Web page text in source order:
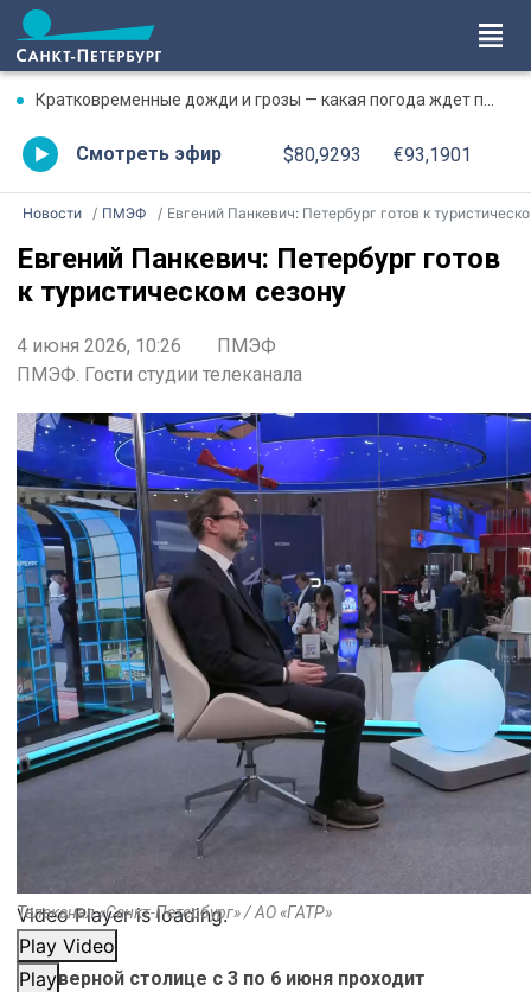
Кратковременные дожди и грозы — какая погода ждет петербуржцев 6 августа
Смотреть эфир $80,9293 €93,1901
Новости ПМЭФ Евгений Панкевич: Петербург готов к туристическом сезону
Евгений Панкевич: Петербург готов
к туристическом сезону
4 июня 2026, 10:26
ПМЭФ
ПМЭФ. Гости студии телеканала
Video Player is loading.
Play Video
Play
Телеканал «Санкт-Петербург» / АО «ГАТР»
В Северной столице с 3 по 6 июня проходит